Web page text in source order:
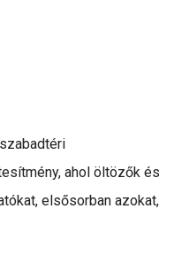
ahol öltözők és
elsősorban azokat,